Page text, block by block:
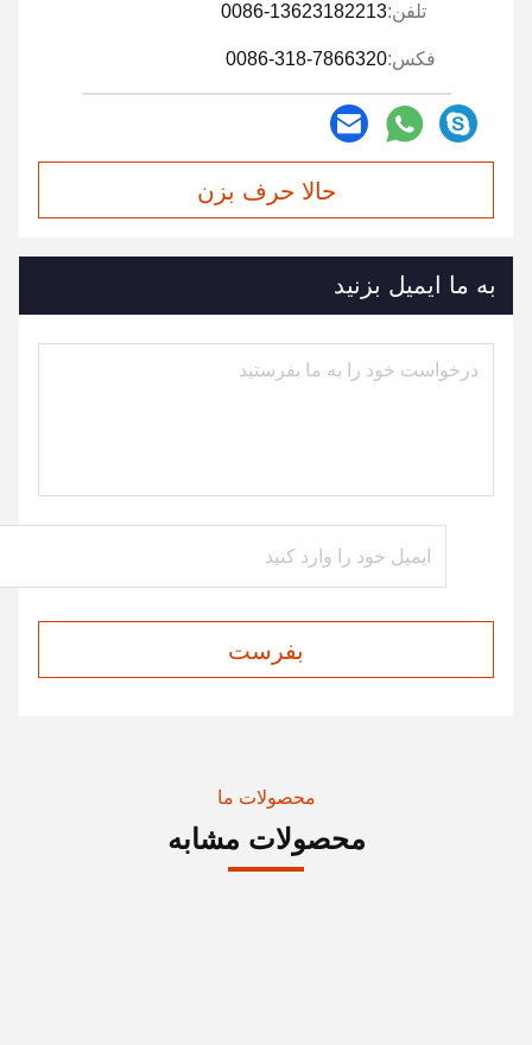
تلفن:0086-13623182213
فکس:0086-318-7866320
حالا حرف بزن
به ما ایمیل بزنید
بفرست
محصولات ما
محصولات مشابه